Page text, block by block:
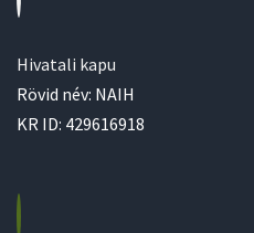
Hivatali kapu
Rövid név: NAIH
KR ID: 429616918